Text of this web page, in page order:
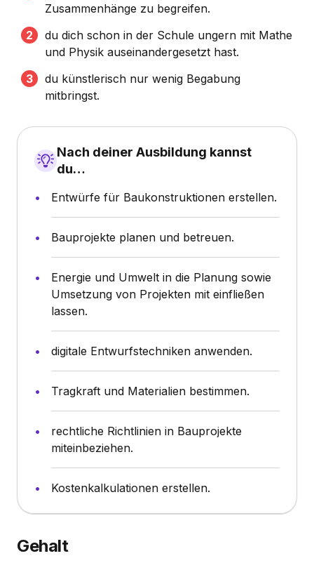
Zusammenhänge zu begreifen.
du dich schon in der Schule ungern mit Mathe
und Physik auseinandergesetzt hast.
du künstlerisch nur wenig Begabung
mitbringst.
Nach deiner Ausbildung kannst
du…
Entwürfe für Baukonstruktionen erstellen.
Bauprojekte planen und betreuen.
Energie und Umwelt in die Planung sowie
Umsetzung von Projekten mit einfließen
lassen.
digitale Entwurfstechniken anwenden.
Tragkraft und Materialien bestimmen.
rechtliche Richtlinien in Bauprojekte
miteinbeziehen.
Kostenkalkulationen erstellen.
Gehalt